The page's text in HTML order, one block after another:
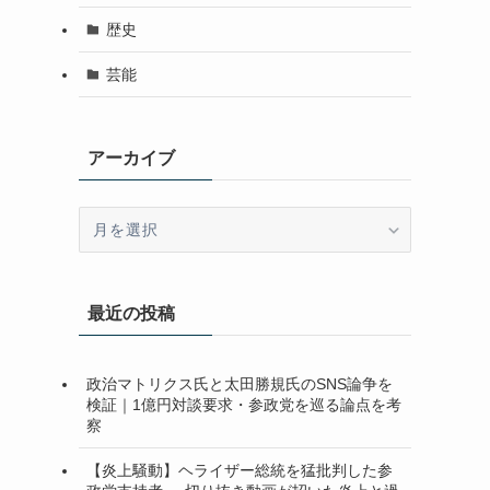
歴史
芸能
アーカイブ
ブ最近の投稿
政治マトリクス氏と太田勝規氏のSNS論争を
検証｜1億円対談要求・参政党を巡る論点を考
察
【炎上騒動】ヘライザー総統を猛批判した参